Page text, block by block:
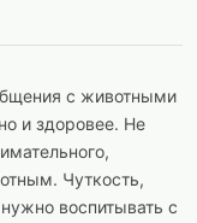
с животными
и здоровее. Не
Чуткость,
воспитывать с